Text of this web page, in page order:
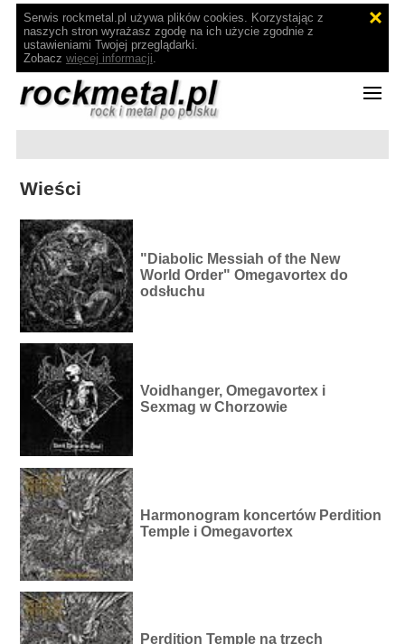
Serwis rockmetal.pl używa plików cookies. Korzystając z
naszych stron wyrażasz zgodę na ich użycie zgodnie z
ustawieniami Twojej przeglądarki.
Zobacz więcej informacji.
Wieści
"Diabolic Messiah of the New
World Order" Omegavortex do
odsłuchu
Voidhanger, Omegavortex i
Sexmag w Chorzowie
Harmonogram koncertów Perdition
Temple i Omegavortex
Perdition Temple na trzech